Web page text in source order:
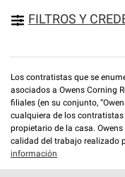
FILTROS Y
Los contratistas que se
asociados a Owens Corning
filiales (en su conjunto,
cualquiera de los
propietario de la casa.
calidad del trabajo realizado
información